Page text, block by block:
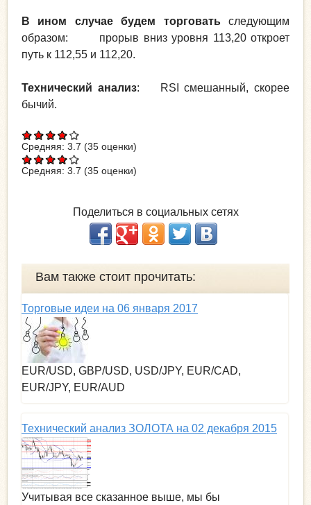
В ином случае будем торговать следующим
образом: прорыв вниз уровня 113,20 откроет
путь к 112,55 и 112,20.
Технический анализ: RSI смешанный, скорее
бычий.
Средняя: 3.7 (35 оценки)
Средняя: 3.7 (35 оценки)
Поделиться в социальных сетях
Вам также стоит прочитать:
Торговые идеи на 06 января 2017
EUR/USD, GBP/USD, USD/JPY, EUR/CAD,
EUR/JPY, EUR/AUD
Технический анализ ЗОЛОТА на 02 декабря 2015
Учитывая все сказанное выше, мы бы